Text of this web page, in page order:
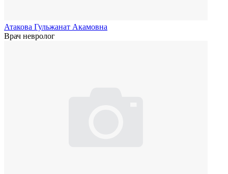
Атакова Гульжанат Акамовна
Врач невролог